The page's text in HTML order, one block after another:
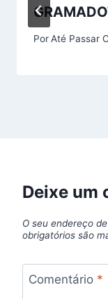
PorAté Passar
Deixe um
O seu endereço
obrigatórios são
Comentário *